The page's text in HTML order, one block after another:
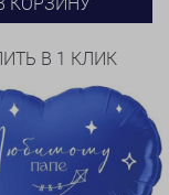
В 1 КЛИК